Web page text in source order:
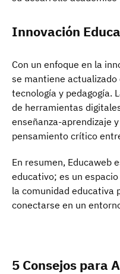
Innovación
Con un enfoque en la
se mantiene
tecnología y pedagogía.
de herramientas
enseñanza-aprendizaje
pensamiento crítico
En resumen, Educaweb
educativo; es un
la comunidad educativa
conectarse en un
5 Consejos para